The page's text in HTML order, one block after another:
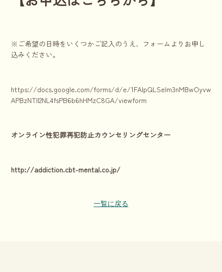
※ご希望の日時をいくつかご記入のうえ、フォームよりお申し
込みください。
https://docs.google.com/forms/d/e/
APBzNTll2NL4fsPB6b6hHMzC8GA/viewform
オンライン性犯罪再犯防止カウンセリングセンター
http://addiction.cbt-mental.co.jp/
一覧に戻る